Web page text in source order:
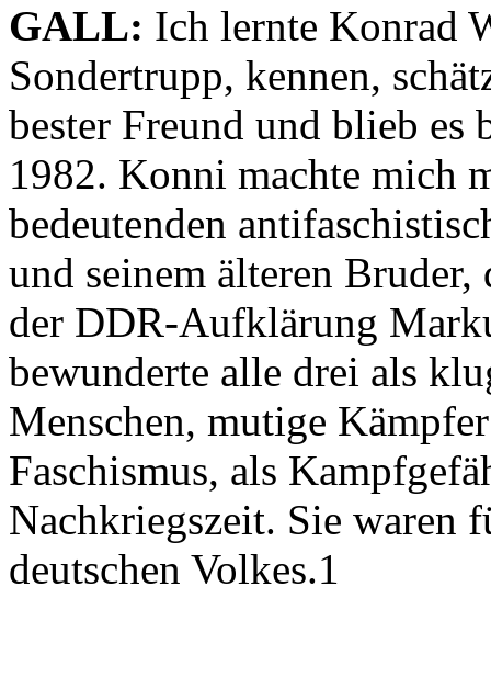
GALL: Ich lernte Konrad
Sondertrupp, kennen,
bester Freund und blieb es
1982. Konni machte mich
bedeutenden
und seinem älteren Bruder,
der DDR-Aufklärung
bewunderte alle drei als
Menschen, mutige
Faschismus, als
Nachkriegszeit. Sie waren
deutschen Volkes.1